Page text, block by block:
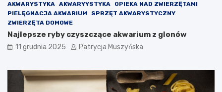
i
c
t
o
r
AKWARYSTYKA AKWARYYSTYKA
OPIEKA NAD ZWIERZĘTAMI
PIELĘGNACJA AKWARIUM
SPRZĘT AKWARYSTYCZNY
ZWIERZĘTA DOMOWE
Najlepsze ryby czyszczące akwarium z glonów
11 grudnia 2025 Patrycja Muszyńska